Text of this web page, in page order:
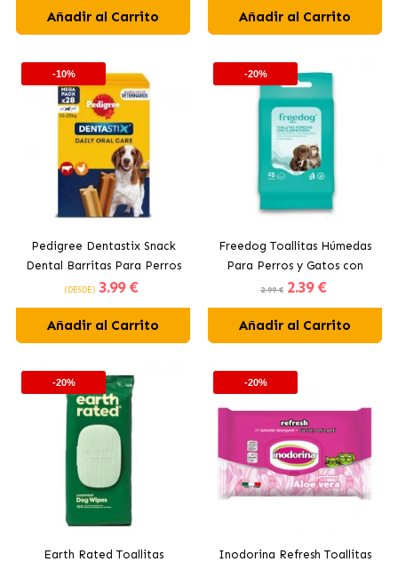
Añadir al Carrito Añadir al Carrito
-10%
Pedigree Dentastix Snack
Dental Barritas Para Perros
Medianos 10-25 kg
(DESDE) 3.99 €
Añadir al Carrito
-20%
Freedog Toallitas Húmedas
Para Perros y Gatos con
Clorhexidina
2.99 € 2.39 €
Añadir al Carrito
-20%
Earth Rated Toallitas
-20%
Inodorina Refresh Toallitas